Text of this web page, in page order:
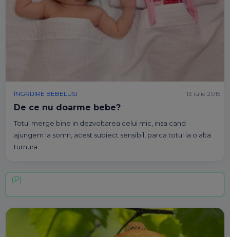
ÎNGRIJIRE BEBELUSI
De ce nu doarme bebe?
Totul merge bine in dezvoltarea celui mic, insa cand
ajungem la somn, acest subiect sensibil, parca totul ia o alta
turnura.
13 iulie 2015